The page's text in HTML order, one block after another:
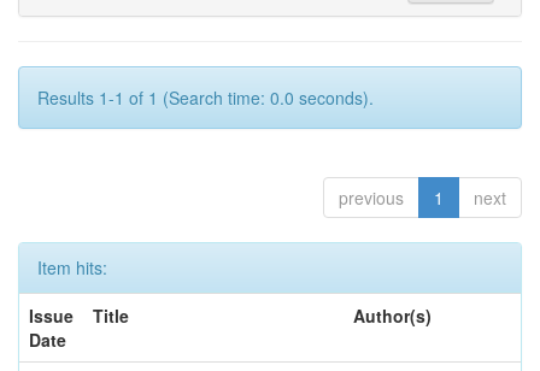
Results 1-1 of 1 (Search time: 0.0 seconds).
previous 1 next
Item hits:
Issue
Date
Title Author(s)